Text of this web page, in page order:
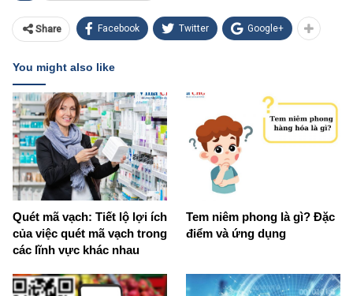
Share Facebook Twitter Google+
You might also like
Quét mã vạch: Tiết lộ lợi ích
của việc quét mã vạch trong
các lĩnh vực khác nhau
Tem niêm phong là gì? Đặc
điểm và ứng dụng